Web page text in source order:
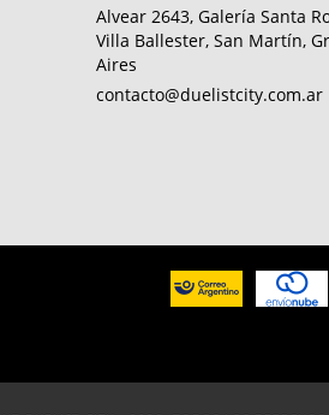
Alvear 2643, Galería Santa
Villa Ballester, San Martín,
Aires
contacto@duelistcity.com.ar